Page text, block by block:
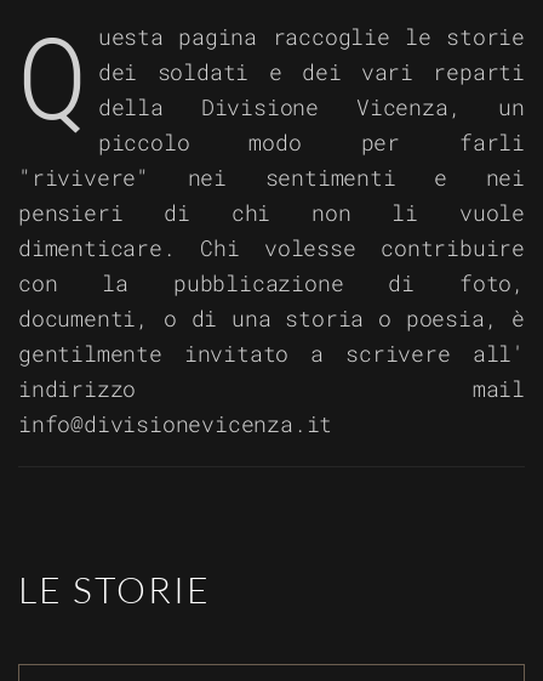
Q
uesta pagina raccoglie le storie
dei soldati e dei vari reparti
della Divisione Vicenza, un
piccolo modo per farli
"rivivere" nei sentimenti e nei
pensieri di chi non li vuole
dimenticare. Chi volesse contribuire
con la pubblicazione di foto,
documenti, o di una storia o poesia, è
gentilmente invitato a scrivere all'
indirizzo mail
info@divisionevicenza.it
LE STORIE